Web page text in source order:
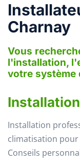
Charnay
Vous
l'installation,
votre système
Installation
climatisation
Conseils